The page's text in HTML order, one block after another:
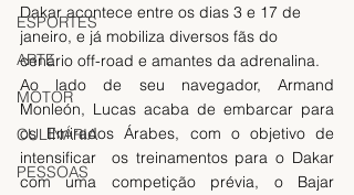
ESPORTES
ARTE
MOTOR
CULINÁRIA
PESSOAS
Dakar acontece entre os dias 3 e 17 de
janeiro, e já mobiliza diversos fãs do
cenário off-road e amantes da adrenalina.
Ao lado de seu navegador, Armand
Monleón, Lucas acaba de embarcar para
os Emirados Árabes, com o objetivo de
intensificar  os treinamentos para o Dakar
com uma competição prévia, o Bajar